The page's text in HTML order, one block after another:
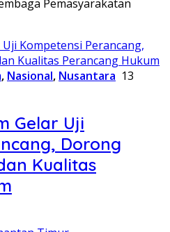
Pemasyarakatan
, Nasional, Nusantara 13
Gelar Uji
Dorong
Kualitas